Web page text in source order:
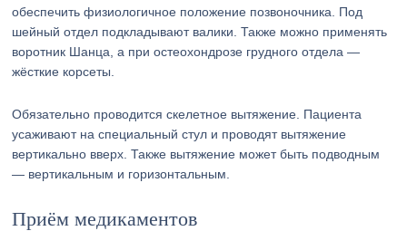
обеспечить физиологичное положение позвоночника. Под
шейный отдел подкладывают валики. Также можно применять
воротник Шанца, а при остеохондрозе грудного отдела —
жёсткие корсеты.
Обязательно проводится скелетное вытяжение. Пациента
усаживают на специальный стул и проводят вытяжение
вертикально вверх. Также вытяжение может быть подводным
— вертикальным и горизонтальным.
Приём медикаментов